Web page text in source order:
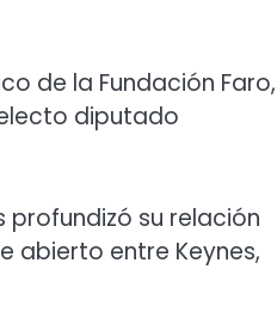
de la Fundación Faro,
diputado
su relación
abierto entre Keynes,